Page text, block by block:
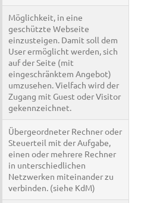
Möglichkeit, in eine
geschützte Webseite
einzusteigen. Damit soll dem
User ermöglicht werden, sich
auf der Seite (mit
eingeschränktem Angebot)
umzusehen. Vielfach wird der
Zugang mit Guest oder Visitor
gekennzeichnet.
Übergeordneter Rechner oder
Steuerteil mit der Aufgabe,
einen oder mehrere Rechner
in unterschiedlichen
Netzwerken miteinander zu
verbinden. (siehe KdM)